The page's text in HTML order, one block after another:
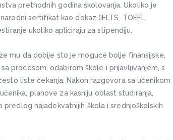
prethodnih godina školovanja. Ukoliko je
sertifikat kao dokaz (IELTS, TOEFL,
ukoliko apliciraju za stipendiju.
mu da dobije što je moguće bolje finansijske,
procesom, odabirom škole i prijavljivanjem, s
liste čekanja. Nakon razgovora sa učenikom
planove za kasniju oblast studiranja,
najadekvatnijih škola i srednjoškolskih